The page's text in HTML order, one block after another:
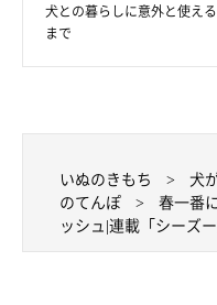
犬との暮らしに意外と使え
まで
いぬのきもち 犬
のてんぽ
春一番
ッシュ|連載「シーズ